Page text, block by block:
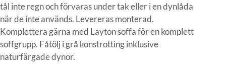
tål inte regn och förvaras under tak eller i en dynlåda
när de inte används. Levereras monterad.
Komplettera gärna med Layton soffa för en komplett
soffgrupp. Fåtölj i grå konstrotting inklusive
naturfärgade dynor.